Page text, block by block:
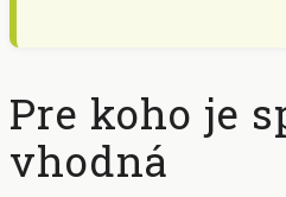
Pre koho je
vhodná